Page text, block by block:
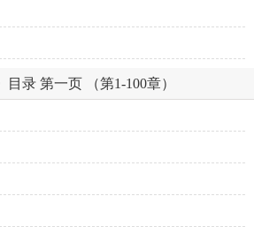
目录 第一页 （第1-100章）